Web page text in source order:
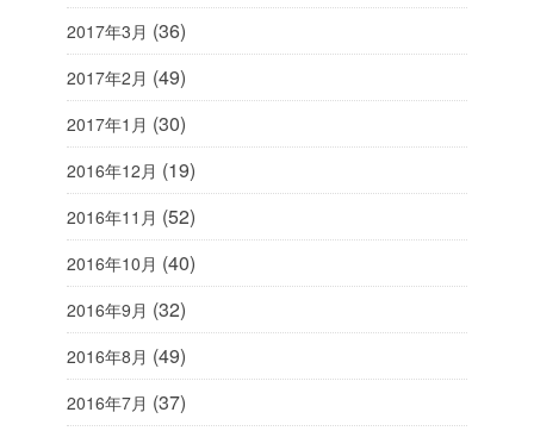
2017年3月 (36)
2017年2月 (49)
2017年1月 (30)
2016年12月 (19)
2016年11月 (52)
2016年10月 (40)
2016年9月 (32)
2016年8月 (49)
2016年7月 (37)